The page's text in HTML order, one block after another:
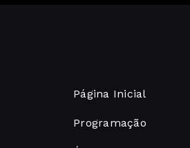
Página Inicial
Programação